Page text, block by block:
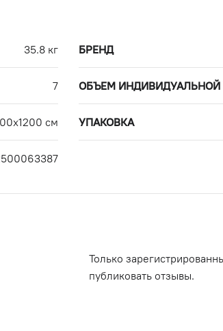
35.8 кг БРЕНД
7 ОБЪЕМ ИНДИВИДУАЛЬНОЙ
см УПАКОВКА
Только
публиковать отзывы.